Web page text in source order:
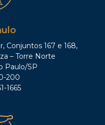
Conjuntos 167 e 168,
– Torre Norte
Paulo/SP
200
1665